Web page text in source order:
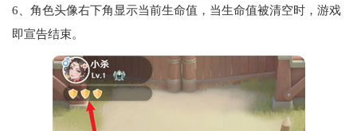
6、角色头像右下角显示当前生命值，当生命值被清空时，游戏
即宣告结束。